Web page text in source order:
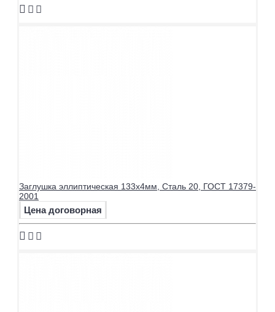
Заглушка эллиптическая 133х4мм, Сталь 20, ГОСТ 17379-
2001
Цена договорная